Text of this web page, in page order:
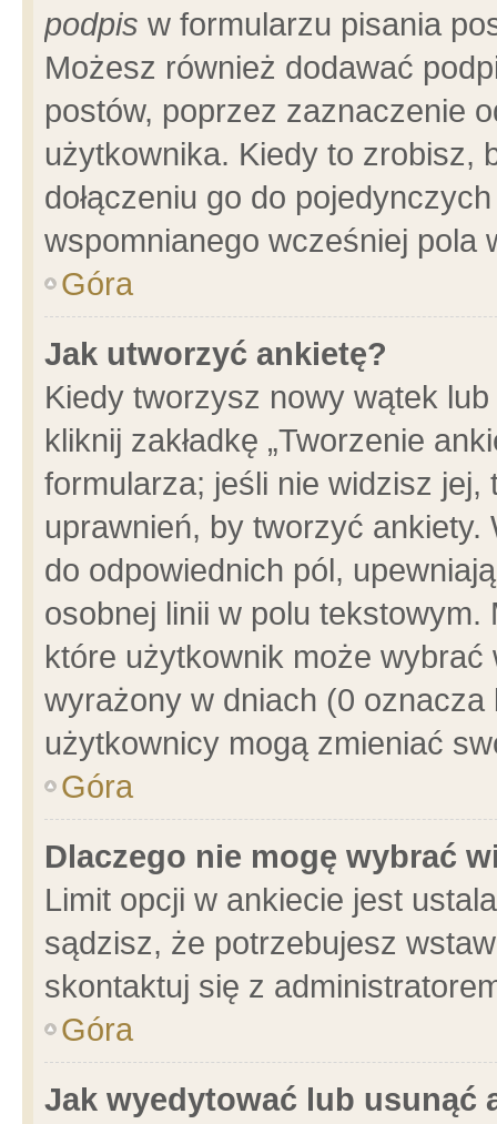
podpis w formularzu pisania
Możesz również dodawać
postów, poprzez zaznaczenie
użytkownika. Kiedy to zrobisz,
dołączeniu go do
wspomnianego wcześniej pola
Góra
Jak utworzyć ankietę?
Kiedy tworzysz nowy wątek
kliknij zakładkę „Tworzenie
formularza; jeśli nie widzisz
uprawnień, by tworzyć ankiety.
do odpowiednich pól,
osobnej linii w polu
które użytkownik może
wyrażony w dniach (0
użytkownicy mogą zmieniać
Góra
Dlaczego nie mogę wybrać
Limit opcji w ankiecie jest
sądzisz, że potrzebujesz
skontaktuj się z
Góra
Jak wyedytować lub usunąć